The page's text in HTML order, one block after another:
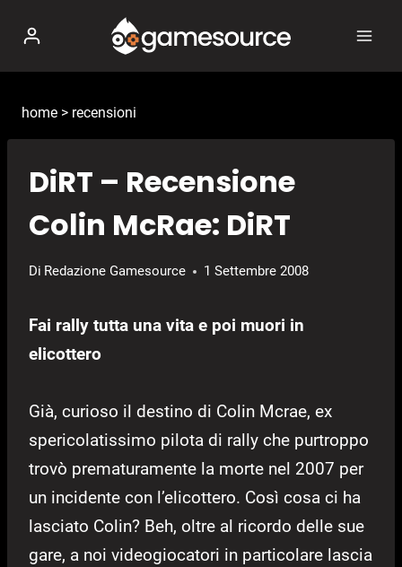
contenuto
home > recensioni
DiRT – Recensione
Colin McRae: DiRT
Di Redazione Gamesource 1 Settembre 2008
Fai rally tutta una vita e poi muori in
elicottero
Già, curioso il destino di Colin Mcrae, ex
spericolatissimo pilota di rally che purtroppo
trovò prematuramente la morte nel 2007 per
un incidente con l’elicottero. Così cosa ci ha
lasciato Colin? Beh, oltre al ricordo delle sue
gare, a noi videogiocatori in particolare lascia